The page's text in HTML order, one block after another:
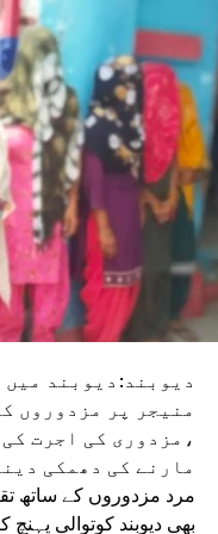
دیوبند:دیوبند
منیجر پر مزدوروں
،مزدوری کی اجرت
مارنے کی دھمکی
مرد مزدوروں کے ساتھ
بھی دیوبند کوتوالی